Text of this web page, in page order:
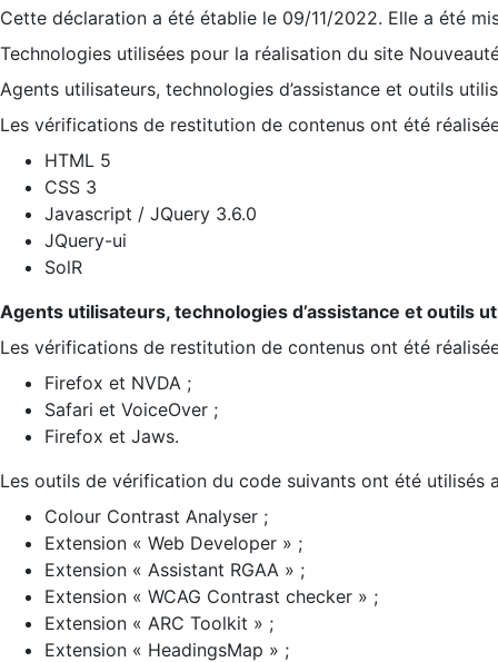
Cette déclaration a été établie le 09/11/2022. Elle a été
Technologies utilisées pour la réalisation du site
Agents utilisateurs, technologies d’assistance et outils
Les vérifications de restitution de contenus ont été
HTML 5
CSS 3
Javascript / JQuery 3.6.0
JQuery-ui
SolR
Agents utilisateurs, technologies d’assistance et outils
Les vérifications de restitution de contenus ont été
Firefox et NVDA ;
Safari et VoiceOver ;
Firefox et Jaws.
Les outils de vérification du code suivants ont été utilisés
Colour Contrast Analyser ;
Extension « Web Developer » ;
Extension « Assistant RGAA » ;
Extension « WCAG Contrast checker » ;
Extension « ARC Toolkit » ;
Extension « HeadingsMap » ;